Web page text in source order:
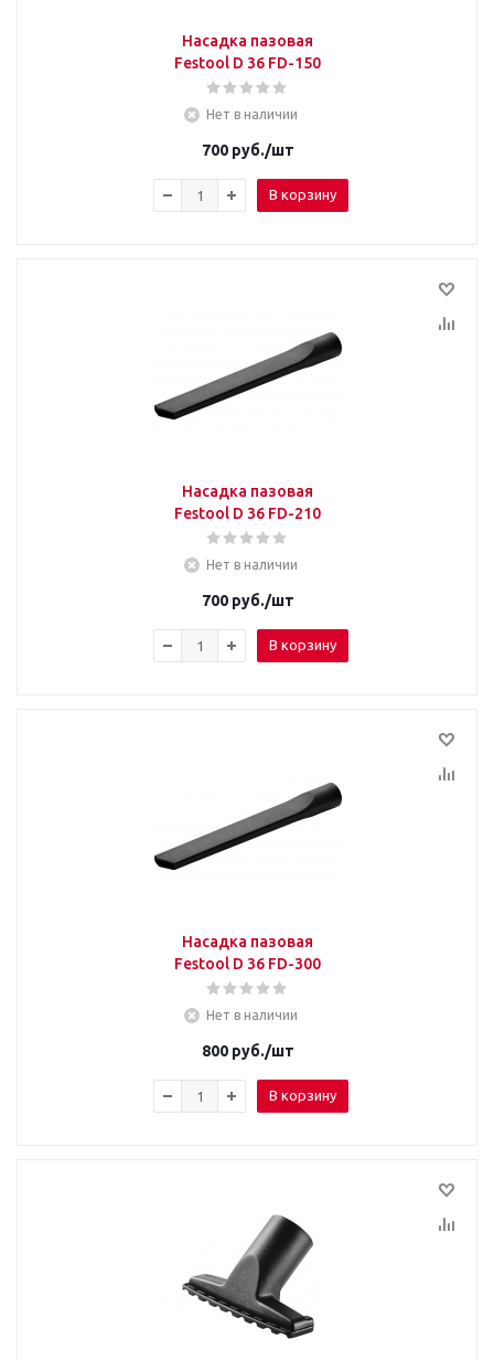
Насадка пазовая
Festool D 36 FD-150
Нет в наличии
700руб./шт
В корзину
Насадка пазовая
Festool D 36 FD-210
Нет в наличии
700руб./шт
В корзину
Насадка пазовая
Festool D 36 FD-300
Нет в наличии
800руб./шт
В корзину